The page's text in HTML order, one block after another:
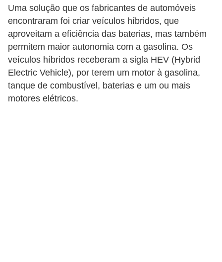
Uma solução que os fabricantes de automóveis
encontraram foi criar veículos híbridos, que
aproveitam a eficiência das baterias, mas também
permitem maior autonomia com a gasolina. Os
veículos híbridos receberam a sigla HEV (Hybrid
Electric Vehicle), por terem um motor à gasolina,
tanque de combustível, baterias e um ou mais
motores elétricos.
i
c
a
e
m
v
í